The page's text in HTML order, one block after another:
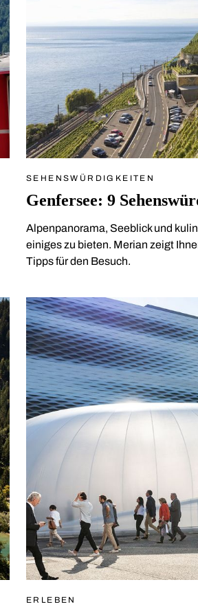
SEHENSWÜRDIGKEITEN
Genfersee: 9
Alpenpanorama, Seeblick und
einiges zu bieten. Merian zeigt
Tipps für den Besuch.
ERLEBEN